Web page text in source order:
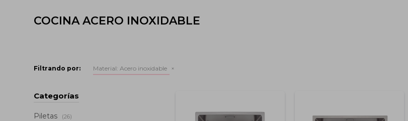
COCINA ACERO INOXIDABLE
Filtrando por: Material: Acero inoxidable
Categorías
Piletas (26)